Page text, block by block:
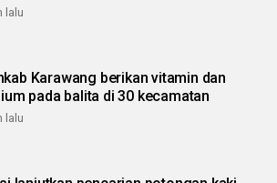
lalu
Karawang berikan vitamin dan
pada balita di 30 kecamatan
lalu